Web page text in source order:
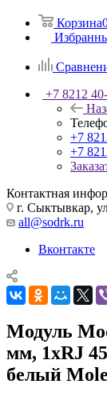
Корзина
+7 8212
+7
+7
Контактная
г. Сыктывкар,
all@sodrk.ru
Вконтакте
Модуль
мм, 1хRJ
белый